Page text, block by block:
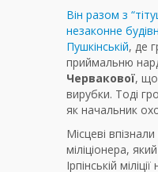
Він разом з
незаконне
Пушкінській, де
приймальню
Червакової,
вирубки. Тоді
як начальник
Місцеві
міліціонера,
Ірпінській